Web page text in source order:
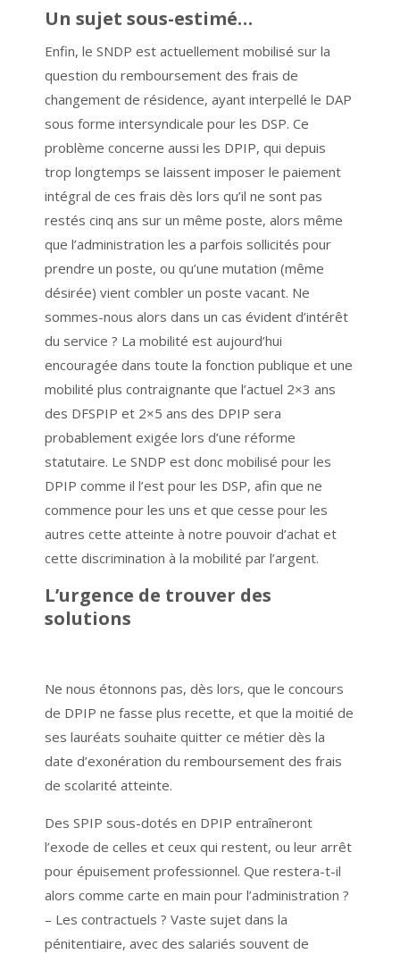
Un sujet sous-estimé…
Enfin, le SNDP est actuellement mobilisé sur la
question du remboursement des frais de
changement de résidence, ayant interpellé le DAP
sous forme intersyndicale pour les DSP. Ce
problème concerne aussi les DPIP, qui depuis
trop longtemps se laissent imposer le paiement
intégral de ces frais dès lors qu’il ne sont pas
restés cinq ans sur un même poste, alors même
que l’administration les a parfois sollicités pour
prendre un poste, ou qu’une mutation (même
désirée) vient combler un poste vacant. Ne
sommes-nous alors dans un cas évident d’intérêt
du service ? La mobilité est aujourd’hui
encouragée dans toute la fonction publique et une
mobilité plus contraignante que l’actuel 2×3 ans
des DFSPIP et 2×5 ans des DPIP sera
probablement exigée lors d’une réforme
statutaire. Le SNDP est donc mobilisé pour les
DPIP comme il l’est pour les DSP, afin que ne
commence pour les uns et que cesse pour les
autres cette atteinte à notre pouvoir d’achat et
cette discrimination à la mobilité par l’argent.
L’urgence de trouver des
solutions
Ne nous étonnons pas, dès lors, que le concours
de DPIP ne fasse plus recette, et que la moitié de
ses lauréats souhaite quitter ce métier dès la
date d’exonération du remboursement des frais
de scolarité atteinte.
Des SPIP sous-dotés en DPIP entraîneront
l’exode de celles et ceux qui restent, ou leur arrêt
pour épuisement professionnel. Que restera-t-il
alors comme carte en main pour l’administration ?
– Les contractuels ? Vaste sujet dans la
pénitentiaire, avec des salariés souvent de